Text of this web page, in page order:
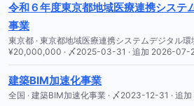
令和６年度東京都地域医療連携システ
事業
東京都 · 東京都地域医療連携システムデジタル環
¥20,000,000 · 〆2025-03-31 · 追加 2026-07-
建築BIM加速化事業
全国 · 建築BIM加速化事業 · 〆2023-12-31 · 追